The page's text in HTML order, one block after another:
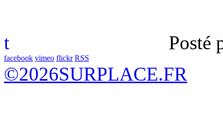
t Posté
facebook vimeo flickr RSS
©2026SURPLACE.FR